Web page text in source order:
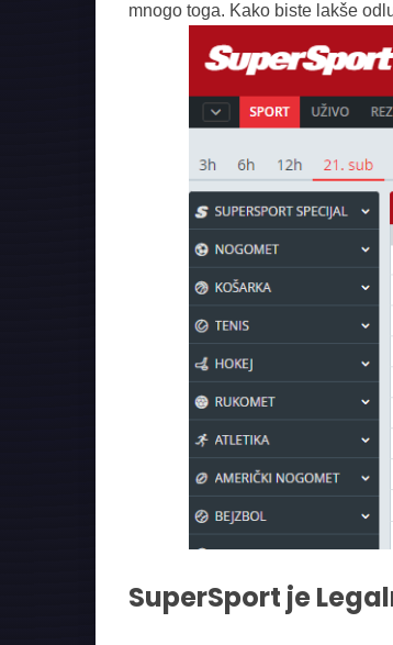
mnogo toga. Kako biste lakše
SuperSport je